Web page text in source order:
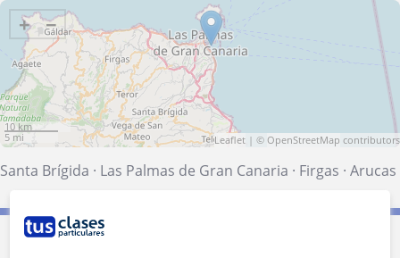
+ −
10 km
5 mi
Leaflet | © OpenStreetMap contributors
Santa Brígida · Las Palmas de Gran Canaria · Firgas · Arucas